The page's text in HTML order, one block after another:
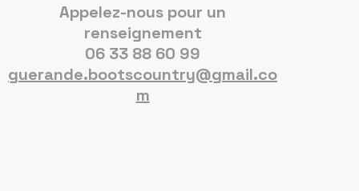
Appelez-nous pour un
renseignement
06 33 88 60 99
guerande.bootscountry@gmail.co
m